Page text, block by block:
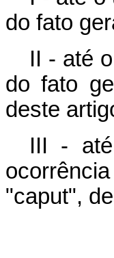
do fato
II - até
do fato
deste
III -
"caput",